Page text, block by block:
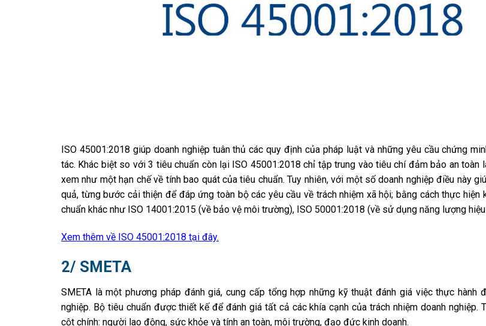
ISO 45001:2018 giúp doanh nghiệp tuân thủ các quy định của pháp luật và những yêu cầu chứng
tác. Khác biệt so với 3 tiêu chuẩn còn lại ISO 45001:2018 chỉ tập trung vào tiêu chí đảm bảo an toàn
xem như một hạn chế về tính bao quát của tiêu chuẩn. Tuy nhiên, với một số doanh nghiệp điều này
quả, từng bước cải thiện để đáp ứng toàn bộ các yêu cầu về trách nhiệm xã hội; bằng cách thực hiện
chuẩn khác như ISO 14001:2015 (về bảo vệ môi trường), ISO 50001:2018 (về sử dụng năng lượng
Xem thêm về ISO 45001:2018 tại đây.
2/ SMETA
SMETA là một phương pháp đánh giá, cung cấp tổng hợp những kỹ thuật đánh giá việc thực hành
nghiệp. Bộ tiêu chuẩn được thiết kế để đánh giá tất cả các khía cạnh của trách nhiệm doanh nghiệp.
cột chính: người lao động, sức khỏe và tính an toàn, môi trường, đạo đức kinh doanh.